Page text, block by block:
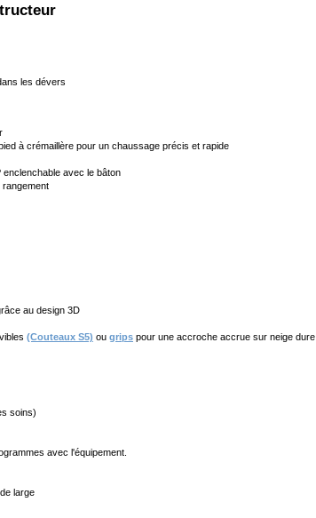
les dévers
à crémaillère pour un chaussage précis et rapide
enclenchable avec le bâton
rangement
au design 3D
(Couteaux S5) ou grips pour une accroche accrue sur neige dure
soins)
avec l'équipement.
large